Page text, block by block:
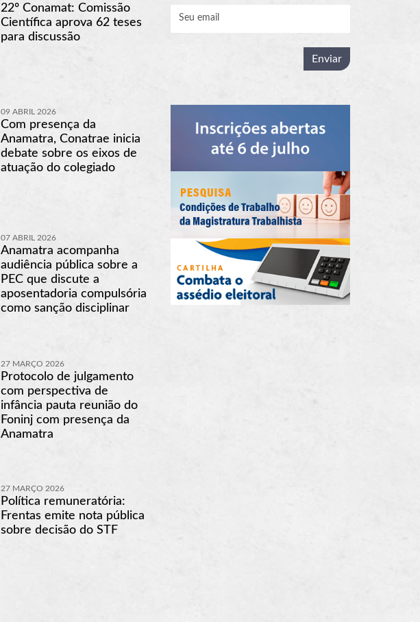
22º Conamat: Comissão
Científica aprova 62 teses
para discussão
09 ABRIL 2026
Com presença da
Anamatra, Conatrae inicia
debate sobre os eixos de
atuação do colegiado
07 ABRIL 2026
Anamatra acompanha
audiência pública sobre a
PEC que discute a
aposentadoria compulsória
como sanção disciplinar
27 MARÇO 2026
Protocolo de julgamento
com perspectiva de
infância pauta reunião do
Foninj com presença da
Anamatra
27 MARÇO 2026
Política remuneratória:
Frentas emite nota pública
sobre decisão do STF